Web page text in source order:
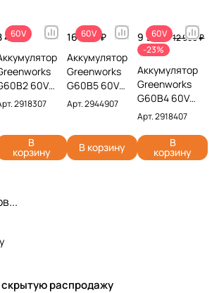
60V
490 ₽
60V
(2 Ач)
2918307
В
корзину
60V
16 990 ₽
Аккумулятор
Greenworks
G60B5 60V
2944907 (5
Ач)
Арт.2944907
В корзину
60V
9 990 ₽12 990 ₽
-23%
Аккумулятор
Greenworks
G60B4 60V
2918407 (4 Ач)
Арт.2918407
В
корзину
скрытую распродажу